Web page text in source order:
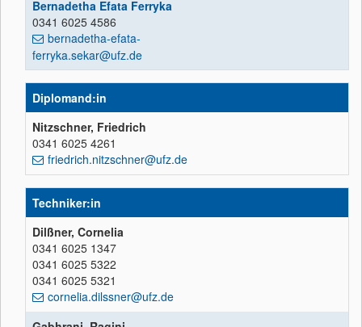
Bernadetha Efata Ferryka
0341 6025 4586
bernadetha-efata-
ferryka.sekar@ufz.de
Diplomand:in
Nitzschner, Friedrich
0341 6025 4261
friedrich.nitzschner@ufz.de
Techniker:in
Dilßner, Cornelia
0341 6025 1347
0341 6025 5322
0341 6025 5321
cornelia.dilssner@ufz.de